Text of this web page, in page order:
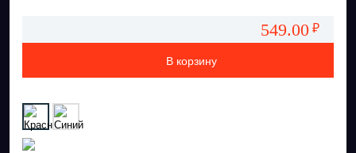
549.00 ₽
В корзину